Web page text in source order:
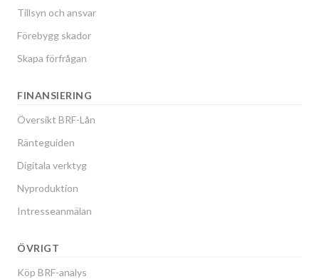
Tillsyn och ansvar
Förebygg skador
Skapa förfrågan
FINANSIERING
Översikt BRF-Lån
Ränteguiden
Digitala verktyg
Nyproduktion
Intresseanmälan
ÖVRIGT
Köp BRF-analys